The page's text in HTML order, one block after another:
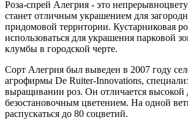
Роза-спрей Алегрия - это
станет отличным украшением для
придомовой территории. Кустарниковая
использоваться для украшения парковой
клумбы в городской черте.
Сорт Алегрия был выведен в 2007 году
агрофирмы De Ruiter-Innovations,
выращивании роз. Он отличается высокой
безостановочным цветением. На одной
распускаться до 80 соцветий.